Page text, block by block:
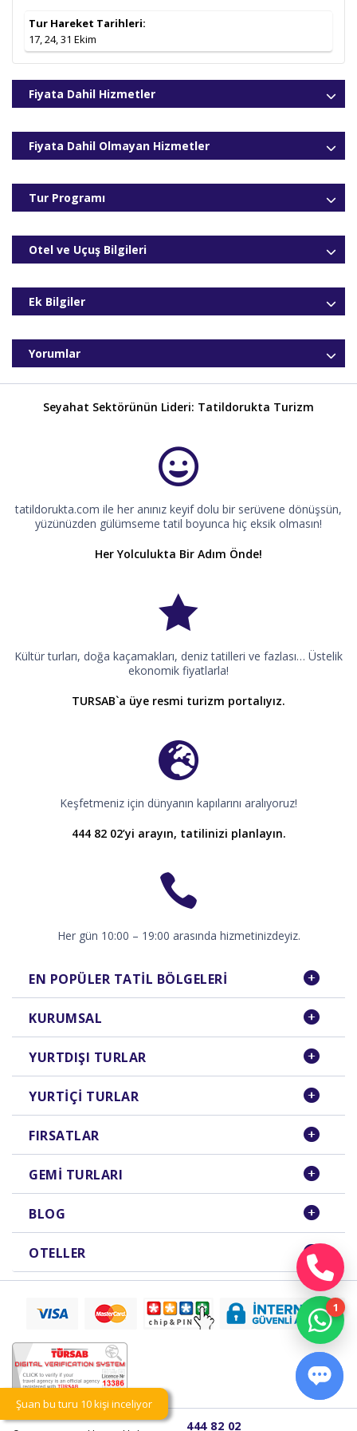
Tur Hareket Tarihleri:
17, 24, 31 Ekim
Fiyata Dahil Hizmetler
Fiyata Dahil Olmayan Hizmetler
Tur Programı
Otel ve Uçuş Bilgileri
Ek Bilgiler
Yorumlar
Seyahat Sektörünün Lideri: Tatildorukta Turizm
tatildorukta.com ile her anınız keyif dolu bir serüvene dönüşsün,
yüzünüzden gülümseme tatil boyunca hiç eksik olmasın!
Her Yolculukta Bir Adım Önde!
Kültür turları, doğa kaçamakları, deniz tatilleri ve fazlası… Üstelik
ekonomik fiyatlarla!
TURSAB`a üye resmi turizm portalıyız.
Keşfetmeniz için dünyanın kapılarını aralıyoruz!
444 82 02’yi arayın, tatilinizi planlayın.
Her gün 10:00 – 19:00 arasında hizmetinizdeyiz.
EN POPÜLER TATIL BÖLGELERI
KURUMSAL
YURTDIŞI TURLAR
YURTIÇI TURLAR
FIRSATLAR
GEMI TURLARI
BLOG
OTELLER
444 82 02
Şuan bu turu 10 kişi inceliyor